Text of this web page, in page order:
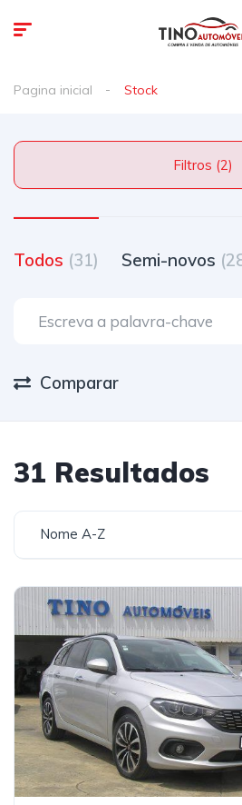
Pagina inicial Stock
Filtros (2)
Todos (31) Semi-novos
Comparar
31 Resultados
Nome A-Z